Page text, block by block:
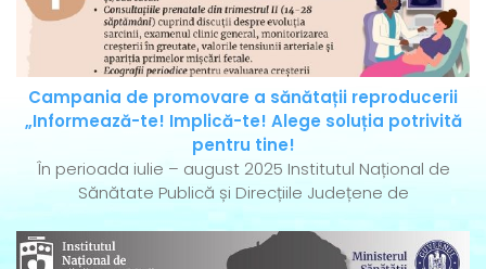
Campania de promovare a sănătații reproducerii
„Informează-te! Implică-te! Alege soluția potrivită
pentru tine!
În perioada iulie – august 2025 Institutul Național de
Sănătate Publică și Direcțiile Județene de